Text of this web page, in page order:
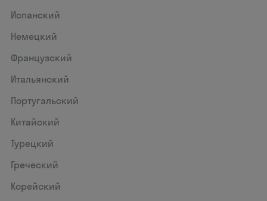
Испанский
Немецкий
Французский
Итальянский
Португальский
Китайский
Турецкий
Греческий
Корейский